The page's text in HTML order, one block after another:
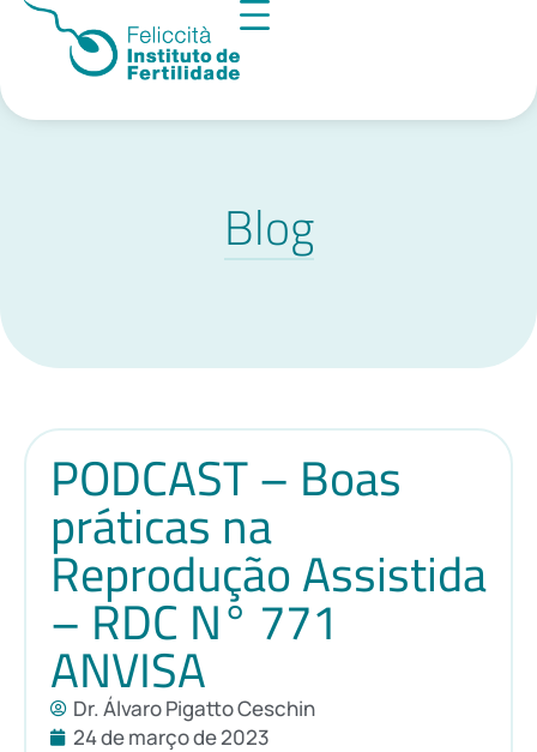
Blog
PODCAST – Boas
práticas na
Reprodução Assistida
– RDC N° 771
ANVISA
Dr. Álvaro Pigatto Ceschin
24 de março de 2023